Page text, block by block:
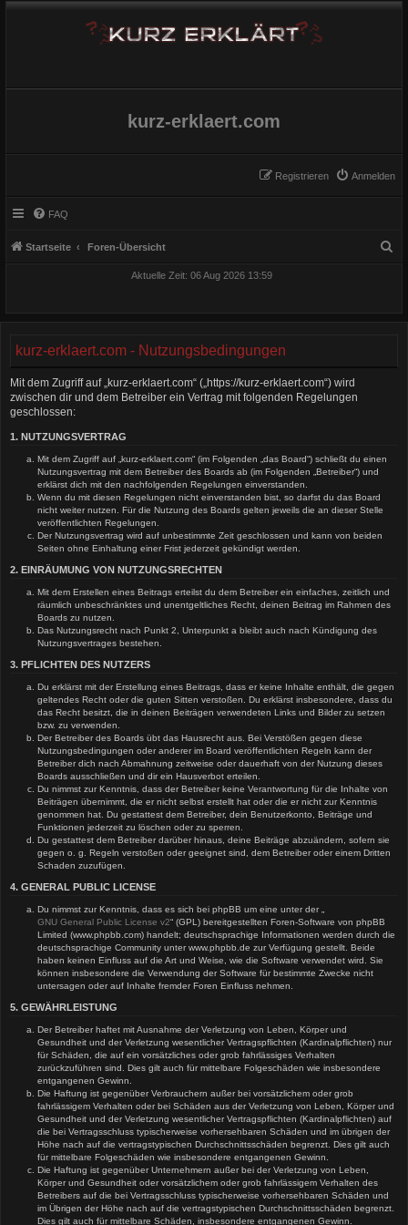
kurz-erklaert.com
Anmelden
Registrieren
FAQ
Startseite Foren-Übersicht
Aktuelle Zeit: 06 Aug 2026 13:59
kurz-erklaert.com - Nutzungsbedingungen
Mit dem Zugriff auf „kurz-erklaert.com“ („https://kurz-erklaert.com“) wird
zwischen dir und dem Betreiber ein Vertrag mit folgenden Regelungen
geschlossen:
1. NUTZUNGSVERTRAG
Mit dem Zugriff auf „kurz-erklaert.com“ (im Folgenden „das Board“) schließt du einen
Nutzungsvertrag mit dem Betreiber des Boards ab (im Folgenden „Betreiber“) und
erklärst dich mit den nachfolgenden Regelungen einverstanden.
Wenn du mit diesen Regelungen nicht einverstanden bist, so darfst du das Board
nicht weiter nutzen. Für die Nutzung des Boards gelten jeweils die an dieser Stelle
veröffentlichten Regelungen.
Der Nutzungsvertrag wird auf unbestimmte Zeit geschlossen und kann von beiden
Seiten ohne Einhaltung einer Frist jederzeit gekündigt werden.
2. EINRÄUMUNG VON NUTZUNGSRECHTEN
Mit dem Erstellen eines Beitrags erteilst du dem Betreiber ein einfaches, zeitlich und
räumlich unbeschränktes und unentgeltliches Recht, deinen Beitrag im Rahmen des
Boards zu nutzen.
Das Nutzungsrecht nach Punkt 2, Unterpunkt a bleibt auch nach Kündigung des
Nutzungsvertrages bestehen.
3. PFLICHTEN DES NUTZERS
Du erklärst mit der Erstellung eines Beitrags, dass er keine Inhalte enthält, die gegen
geltendes Recht oder die guten Sitten verstoßen. Du erklärst insbesondere, dass du
das Recht besitzt, die in deinen Beiträgen verwendeten Links und Bilder zu setzen
bzw. zu verwenden.
Der Betreiber des Boards übt das Hausrecht aus. Bei Verstößen gegen diese
Nutzungsbedingungen oder anderer im Board veröffentlichten Regeln kann der
Betreiber dich nach Abmahnung zeitweise oder dauerhaft von der Nutzung dieses
Boards ausschließen und dir ein Hausverbot erteilen.
Du nimmst zur Kenntnis, dass der Betreiber keine Verantwortung für die Inhalte von
Beiträgen übernimmt, die er nicht selbst erstellt hat oder die er nicht zur Kenntnis
genommen hat. Du gestattest dem Betreiber, dein Benutzerkonto, Beiträge und
Funktionen jederzeit zu löschen oder zu sperren.
Du gestattest dem Betreiber darüber hinaus, deine Beiträge abzuändern, sofern sie
gegen o. g. Regeln verstoßen oder geeignet sind, dem Betreiber oder einem Dritten
Schaden zuzufügen.
4. GENERAL PUBLIC LICENSE
Du nimmst zur Kenntnis, dass es sich bei phpBB um eine unter der „
GNU General Public License v2“ (GPL) bereitgestellten Foren-Software von phpBB
Limited (www.phpbb.com) handelt; deutschsprachige Informationen werden durch die
deutschsprachige Community unter www.phpbb.de zur Verfügung gestellt. Beide
haben keinen Einfluss auf die Art und Weise, wie die Software verwendet wird. Sie
können insbesondere die Verwendung der Software für bestimmte Zwecke nicht
untersagen oder auf Inhalte fremder Foren Einfluss nehmen.
5. GEWÄHRLEISTUNG
Der Betreiber haftet mit Ausnahme der Verletzung von Leben, Körper und
Gesundheit und der Verletzung wesentlicher Vertragspflichten (Kardinalpflichten) nur
für Schäden, die auf ein vorsätzliches oder grob fahrlässiges Verhalten
zurückzuführen sind. Dies gilt auch für mittelbare Folgeschäden wie insbesondere
entgangenen Gewinn.
Die Haftung ist gegenüber Verbrauchern außer bei vorsätzlichem oder grob
fahrlässigem Verhalten oder bei Schäden aus der Verletzung von Leben, Körper und
Gesundheit und der Verletzung wesentlicher Vertragspflichten (Kardinalpflichten) auf
die bei Vertragsschluss typischerweise vorhersehbaren Schäden und im übrigen der
Höhe nach auf die vertragstypischen Durchschnittsschäden begrenzt. Dies gilt auch
für mittelbare Folgeschäden wie insbesondere entgangenen Gewinn.
Die Haftung ist gegenüber Unternehmern außer bei der Verletzung von Leben,
Körper und Gesundheit oder vorsätzlichem oder grob fahrlässigem Verhalten des
Betreibers auf die bei Vertragsschluss typischerweise vorhersehbaren Schäden und
im Übrigen der Höhe nach auf die vertragstypischen Durchschnittsschäden begrenzt.
Dies gilt auch für mittelbare Schäden, insbesondere entgangenen Gewinn.